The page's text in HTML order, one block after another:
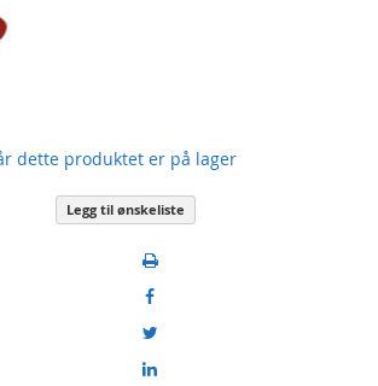
dette produktet er på lager
Legg til ønskeliste